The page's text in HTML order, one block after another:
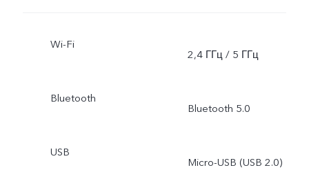
Wi-Fi
2,4 ГГц / 5 ГГц
Bluetooth
Bluetooth 5.0
USB
Micro-USB (USB 2.0)